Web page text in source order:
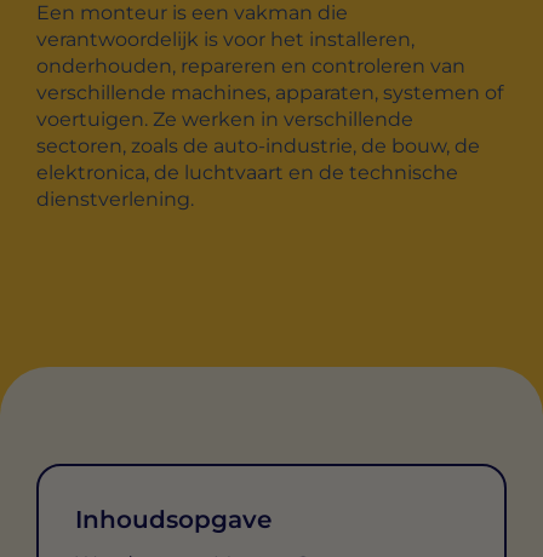
Een monteur is een vakman die
verantwoordelijk is voor het installeren,
onderhouden, repareren en controleren van
verschillende machines, apparaten, systemen of
voertuigen. Ze werken in verschillende
sectoren, zoals de auto-industrie, de bouw, de
elektronica, de luchtvaart en de technische
dienstverlening.
Inhoudsopgave